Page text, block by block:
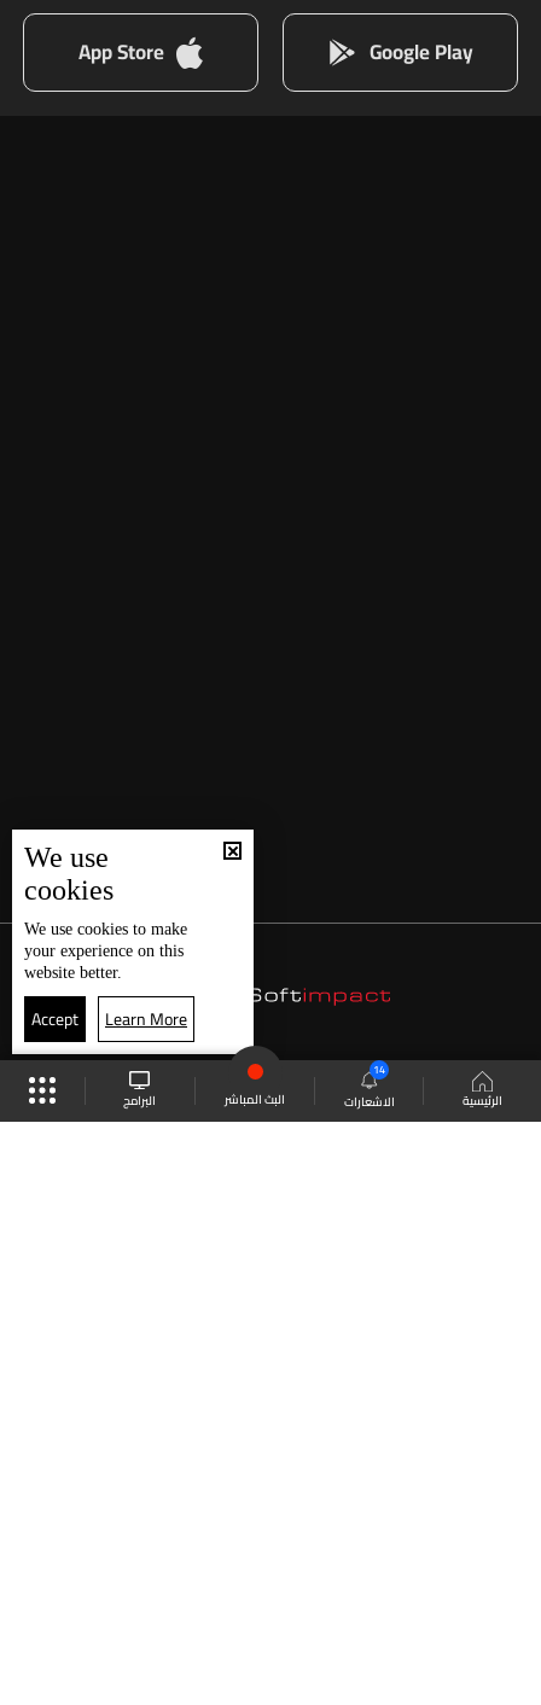
الرئيسية الاشعارات
14
البث المباشر البرامج
Google Play
App Store
We use
cookies
We use cookies to make
your experience on this
website better.
Accept Learn More
موقع البرامج الجدول البث المباشر